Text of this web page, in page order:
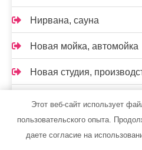
Нирвана, сауна
Новая мойка, автомойка
Новая студия,
Норд-авто Ржев
Этот веб-сайт использует
пользовательского опыта.
даете согласие на